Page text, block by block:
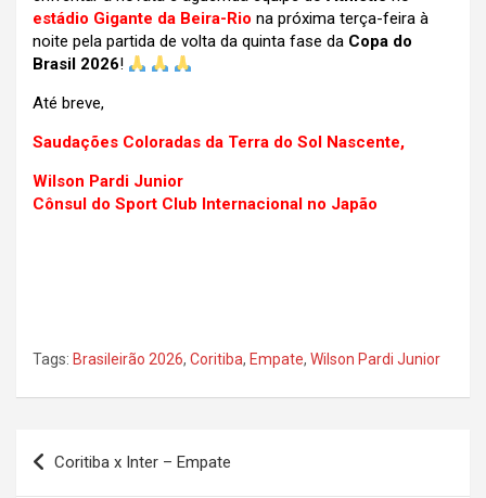
estádio Gigante da Beira-Rio na próxima terça-feira à
noite pela partida de volta da quinta fase da Copa do
Brasil 2026!
Até breve,
Saudações Coloradas da Terra do Sol Nascente,
Wilson Pardi Junior
Cônsul do Sport Club Internacional no Japão
Tags: Brasileirão 2026, Coritiba, Empate, Wilson Pardi Junior
Navegação
de
Coritiba x Inter – Empate